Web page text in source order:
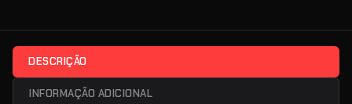
DESCRIÇÃO
INFORMAÇÃO ADICIONAL